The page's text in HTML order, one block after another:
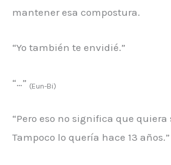
mantener esa compostura.
“Yo también te envidié.”
“…” (Eun-Bi)
“Pero eso no significa que quiera
Tampoco lo quería hace 13 años.”